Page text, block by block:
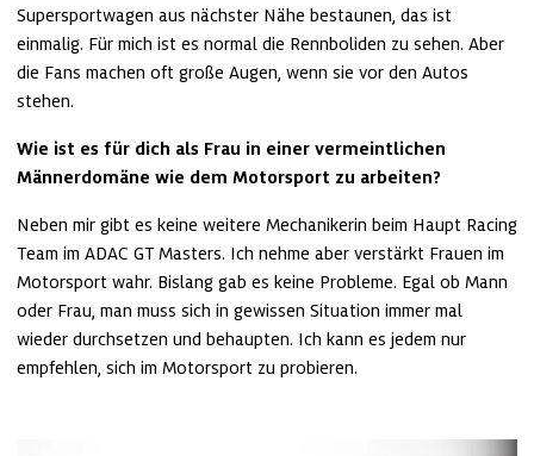
Supersportwagen aus nächster Nähe bestaunen, das ist
einmalig. Für mich ist es normal die Rennboliden zu sehen. Aber
die Fans machen oft große Augen, wenn sie vor den Autos
stehen.
Wie ist es für dich als Frau in einer vermeintlichen
Männerdomäne wie dem Motorsport zu arbeiten?
Neben mir gibt es keine weitere Mechanikerin beim Haupt Racing
Team im ADAC GT Masters. Ich nehme aber verstärkt Frauen im
Motorsport wahr. Bislang gab es keine Probleme. Egal ob Mann
oder Frau, man muss sich in gewissen Situation immer mal
wieder durchsetzen und behaupten. Ich kann es jedem nur
empfehlen, sich im Motorsport zu probieren.